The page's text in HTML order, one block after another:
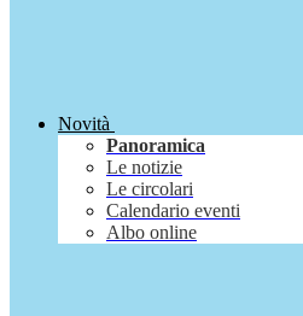
Novità
Panoramica
Le notizie
Le circolari
Calendario eventi
Albo online